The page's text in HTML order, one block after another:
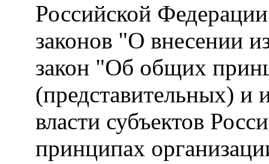
Российской
законов "О внесении
закон "Об общих
(представительных) и
власти субъектов
принципах